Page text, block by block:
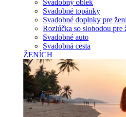
Svadobný oblek
Svadobné topánky
Svadobné doplnky pre
Rozlúčka so slobodou pre
Svadobné auto
Svadobná cesta
ŽENÍCH